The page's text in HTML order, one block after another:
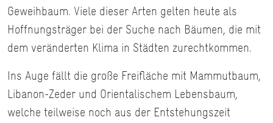
Geweihbaum. Viele dieser Arten gelten heute als
Hoffnungsträger bei der Suche nach Bäumen, die mit
dem veränderten Klima in Städten zurechtkommen.
Ins Auge fällt die große Freifläche mit Mammutbaum,
Libanon-Zeder und Orientalischem Lebensbaum,
welche teilweise noch aus der Entstehungszeit